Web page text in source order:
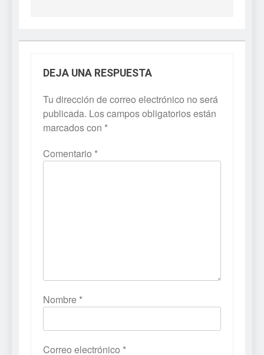
DEJA UNA RESPUESTA
Tu dirección de correo electrónico no será
publicada. Los campos obligatorios están
marcados con *
Comentario *
Nombre *
Correo electrónico *